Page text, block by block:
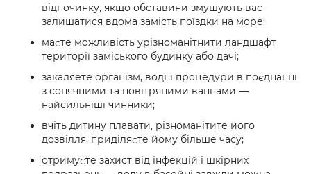
відпочинку, якщо обставини змушують вас
залишатися вдома замість поїздки на море;
маєте можливість урізноманітнити ландшафт
території заміського будинку або дачі;
закаляете організм, водні процедури в поєднанні
з сонячними та повітряними ваннами —
найсильніші чинники;
вчіть дитину плавати, різноманітите його
дозвілля, приділяєте йому більше часу;
отримуєте захист від інфекцій і шкірних